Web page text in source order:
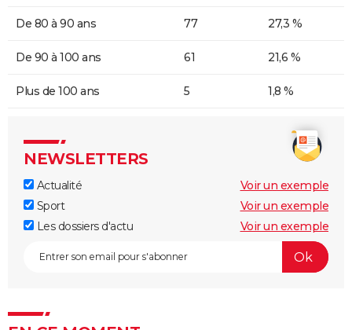
De 80 à 90 ans 77 27,3 %
De 90 à 100 ans 61 21,6 %
Plus de 100 ans 5 1,8 %
NEWSLETTERS
Actualité
Voir un exemple
Sport
Voir un exemple
Les dossiers d'actu
Voir un exemple